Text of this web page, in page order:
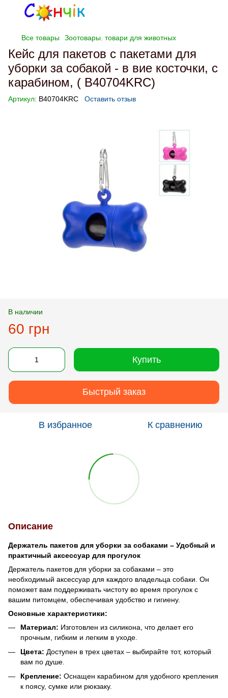
Все товары Зоотовары. товари для животных
Кейс для пакетов с пакетами для
уборки за собакой - в вие косточки, с
карабином, ( B40704KRC)
Артикул: B40704KRC Оставить отзыв
В наличии
60 грн
Купить
Быстрый заказ
В избранное К сравнению
Описание
Держатель пакетов для уборки за собаками – Удобный и
практичный аксессуар для прогулок
Держатель пакетов для уборки за собаками – это
необходимый аксессуар для каждого владельца собаки. Он
поможет вам поддерживать чистоту во время прогулок с
вашим питомцем, обеспечивая удобство и гигиену.
Основные характеристики:
Материал: Изготовлен из силикона, что делает его
прочным, гибким и легким в уходе.
Цвета: Доступен в трех цветах – выбирайте тот, который
вам по душе.
Крепление: Оснащен карабином для удобного крепления
к поясу, сумке или рюкзаку.